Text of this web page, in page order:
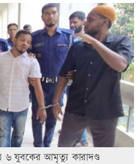
৬ যুবকের আমৃত্যু কারাদণ্ড